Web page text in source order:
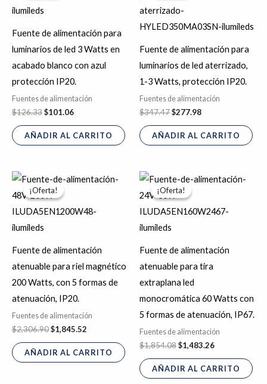
Fuente de alimentación para
luminarios de led 3 Watts en
acabado blanco con azul
protección IP20.
Fuentes de alimentación
$126.33$101.06
AÑADIR AL CARRITO
Fuente de alimentación para
luminarios de led aterrizado,
1-3 Watts, protección IP20.
Fuentes de alimentación
$347.47
$347.47.
$277.98
AÑADIR AL CARRITO
¡Oferta!
¡Oferta!
Fuente de alimentación
atenuable para riel magnético
200 Watts, con 5 formas de
atenuación, IP20.
Fuentes de alimentación
$2,306.90
El
precio
original
$2,306.90.
$1,845.52
El
precio
$1,845.52.
AÑADIR AL CARRITO
¡Oferta!
¡Oferta!
Fuente de alimentación
atenuable para tira
extraplana led
monocromática 60 Watts con
5 formas de atenuación, IP67.
Fuentes de alimentación
$1,854.08
El
precio
original
$1,854.08.
$1,483.26
El
precio
$1,483.26.
AÑADIR AL CARRITO